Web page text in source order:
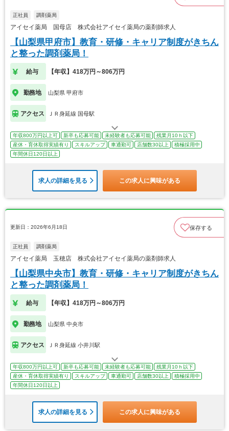
正社員 調剤薬局
アイセイ薬局 国母店 株式会社アイセイ薬局の薬剤師求人
【山梨県甲府市】教育・研修・キャリア制度がきちん
と整った調剤薬局！
給与 【年収】418万円～806万円
勤務地 山梨県 甲府市
アクセス ＪＲ身延線 国母駅
年収800万円以上可 新卒も応募可能 未経験者も応募可能
残業月10ｈ以下
産休・育休取得実績有り
スキルアップ 車通勤可 店舗数30以上
積極採用中
年間休日120日以上
求人の詳細を見る この求人に興味がある
更新日：2026年6月18日 保存する
正社員 調剤薬局
アイセイ薬局 玉穂店 株式会社アイセイ薬局の薬剤師求人
【山梨県中央市】教育・研修・キャリア制度がきちん
と整った調剤薬局！
給与 【年収】418万円～806万円
勤務地 山梨県 中央市
アクセス ＪＲ身延線 小井川駅
年収800万円以上可 新卒も応募可能 未経験者も応募可能
残業月10ｈ以下
産休・育休取得実績有り
スキルアップ 車通勤可 店舗数30以上
積極採用中
年間休日120日以上
求人の詳細を見る この求人に興味がある